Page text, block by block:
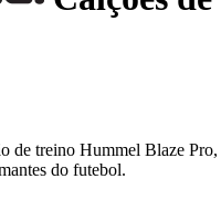
de treino Hummel Blaze Pro,
do futebol.